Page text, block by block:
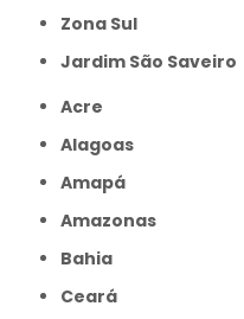
Zona Sul
jardim São Saveiro
Acre
Alagoas
Amapá
Amazonas
Bahia
Ceará